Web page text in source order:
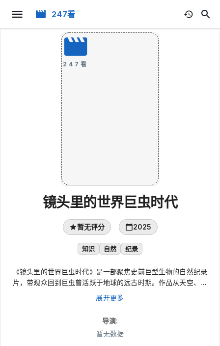
247看
247看
镜头里的世界巨虫时代
暂无评分 2025
知识 自然 纪录
《镜头里的世界巨虫时代》是一部聚焦史前巨型生物的自然纪录
片，带观众回到巨虫曾活跃于地球的远古时期。作品从天空、海
洋、森林到沼泽展开观察，梳理十种史前节肢动物与爬行巨兽的生
存方式和演化线索；巨脉蜻蜓、近三米长的远古蜈蚣、披着重甲的
时空的古生物探索。
展开更多
导演:
暂无数据